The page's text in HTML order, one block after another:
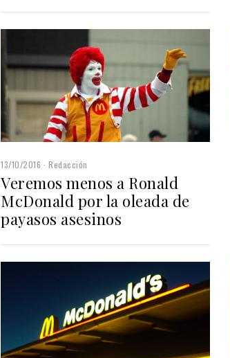
13/10/2016 Redacción
Veremos menos a Ronald
McDonald por la oleada de
payasos asesinos